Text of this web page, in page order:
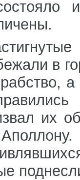
в
а
их